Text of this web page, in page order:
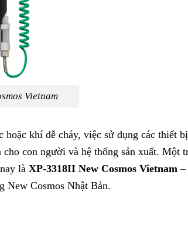
Vietnam
khí dễ cháy, việc sử dụng các thiết
con người và hệ thống sản xuất. Một
là XP-3318II New Cosmos Vietnam –
New Cosmos Nhật Bản.